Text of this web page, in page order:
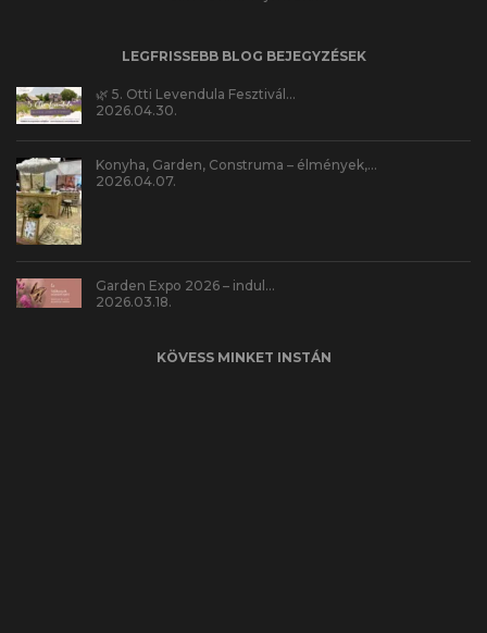
LEGFRISSEBB BLOG BEJEGYZÉSEK
🌿 5. Otti Levendula Fesztivál…
2026.04.30.
Konyha, Garden, Construma – élmények,…
2026.04.07.
Garden Expo 2026 – indul…
2026.03.18.
KÖVESS MINKET INSTÁN